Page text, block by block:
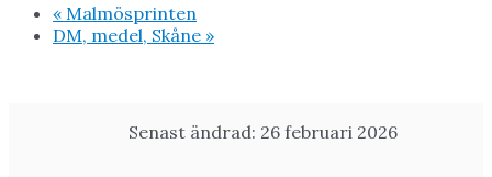
« Malmösprinten
DM, medel, Skåne »
Senast ändrad: 26 februari 2026